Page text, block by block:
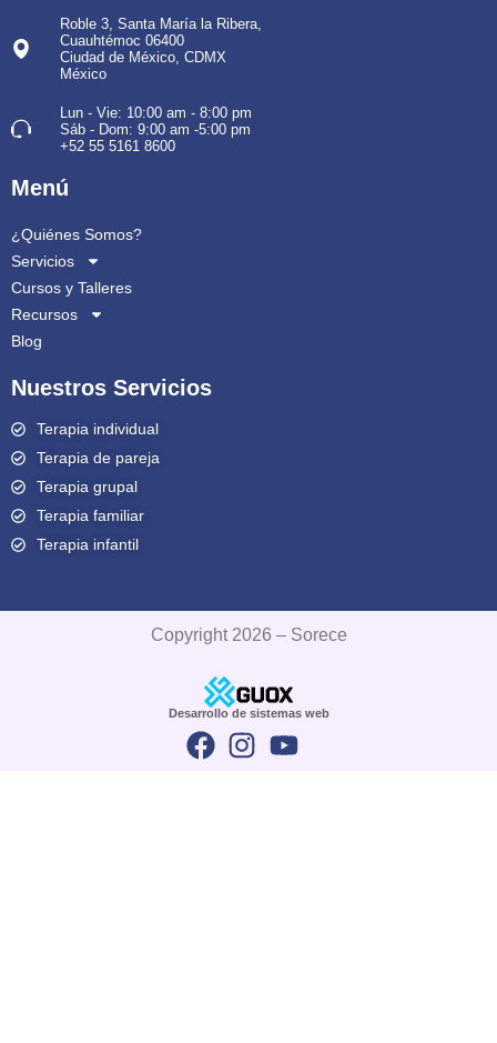
Roble 3, Santa María la Ribera,
Cuauhtémoc 06400
Ciudad de México, CDMX
México
Lun - Vie: 10:00 am - 8:00 pm
Sáb - Dom: 9:00 am -5:00 pm
+52 55 5161 8600
Menú
¿Quiénes Somos?
Servicios
Cursos y Talleres
Recursos
Blog
Nuestros Servicios
Terapia individual
Terapia de pareja
Terapia grupal
Terapia familiar
Terapia infantil
Copyright 2026 – Sorece
Desarrollo de sistemas web